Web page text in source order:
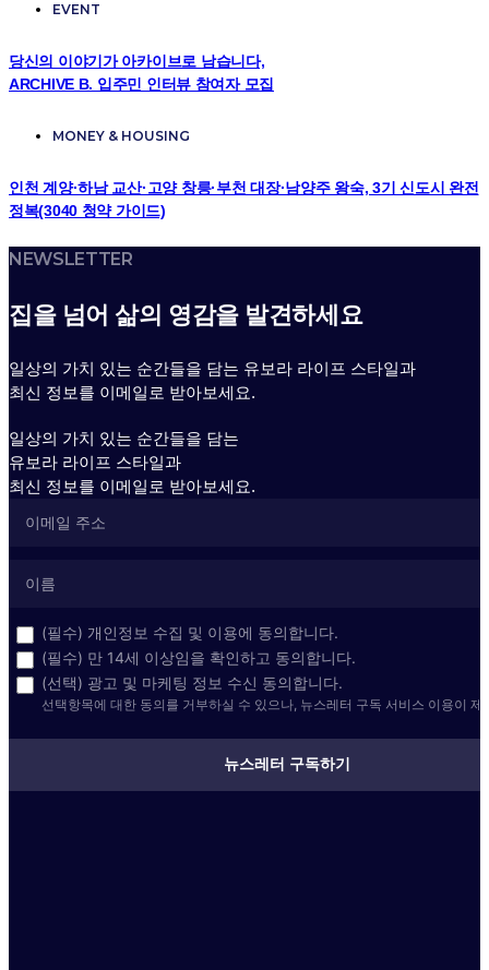
EVENT
당신의 이야기가 아카이브로 남습니다,
ARCHIVE B. 입주민 인터뷰 참여자 모집
MONEY & HOUSING
인천 계양·하남 교산·고양 창릉·부천 대장·남양주 왕숙, 3기 신도시 완전
정복(3040 청약 가이드)
NEWSLETTER
집을 넘어 삶의 영감을 발견하세요
일상의 가치 있는 순간들을 담는 유보라 라이프 스타일과
최신 정보를 이메일로 받아보세요.
일상의 가치 있는 순간들을 담는
유보라 라이프 스타일과
최신 정보를 이메일로 받아보세요.
(필수) 개인정보 수집 및 이용에 동의합니다.
(필수) 만 14세 이상임을 확인하고 동의합니다.
(선택) 광고 및 마케팅 정보 수신 동의합니다.
선택항목에 대한 동의를 거부하실 수 있으나, 뉴스레터 구독 서비스 이용이 제
뉴스레터 구독하기